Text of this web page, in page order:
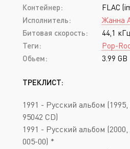
Контейнер:
FLAC
Исполнитель:
Жанна
Битовая скорость:
44,1
Теги:
Pop-
Обьем:
3.99 GB
ТРЕКЛИСТ:
1991 - Русский альбом
95042 CD)
1991 - Русский альбом
005-00) *